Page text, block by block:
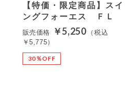
【特価・限定商品】スイ
ングフォーエス ＦＬ
販売価格 ￥5,250
（税込
￥5,775）
30％OFF